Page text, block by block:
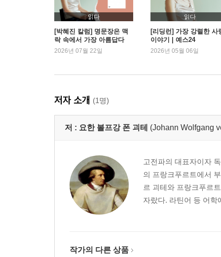
읽다
[박혜진 칼럼] 명문장은 맥
락 속에서 가장 아름답다
2026년 07월 22일
읽다
[리딩런] 가장 강렬한 사
이야기 | 예스24
2026년 05월 06일
저자 소개 (1명)
저 : 요한 볼프강 폰 괴테 (Johann Wolfgang
고전파의 대표자이자
의 프랑크푸르트에서
르 괴테와 프랑크푸르
자랐다. 라틴어 등 어학
작가의 다른 상품